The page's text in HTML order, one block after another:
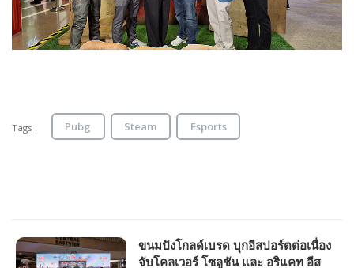
Tags : Pubg Steam Esports
ขนมปังโกลด์เบรด บุกอีสปอร์ตต่อเนื่อง
จับโคลเวอร์ โซลูชัน และ อริแคท อีส